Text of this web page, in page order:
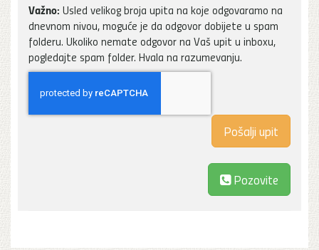
Važno: Usled velikog broja upita na koje odgovaramo na
dnevnom nivou, moguće je da odgovor dobijete u spam
folderu. Ukoliko nemate odgovor na Vaš upit u inboxu,
pogledajte spam folder. Hvala na razumevanju.
Pozovite